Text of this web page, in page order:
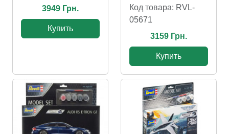
3949 Грн.
Купить
Код товара: RVL-
05671
3159 Грн.
Купить